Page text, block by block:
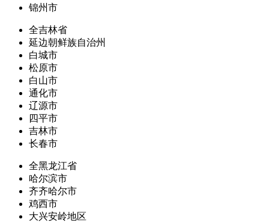
锦州市
全吉林省
延边朝鲜族自治州
白城市
松原市
白山市
通化市
辽源市
四平市
吉林市
长春市
全黑龙江省
哈尔滨市
齐齐哈尔市
鸡西市
大兴安岭地区